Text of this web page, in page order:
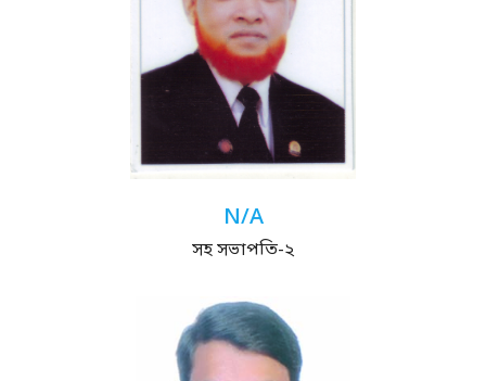
N/A
সহ সভাপতি-২